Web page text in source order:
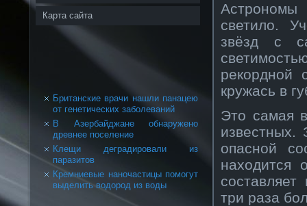
Карта сайта
Британские врачи нашли панацею
от генетических заболеваний
В Азербайджане обнаружено
древнее поселение
Клещи деградировали из
паразитов
Кремниевые наночастицы помогут
выделить водород из воды
Астрономы
светило.
звёзд с
рекордной
кружась в
Это самая
известных.
опасной
находится
три раза